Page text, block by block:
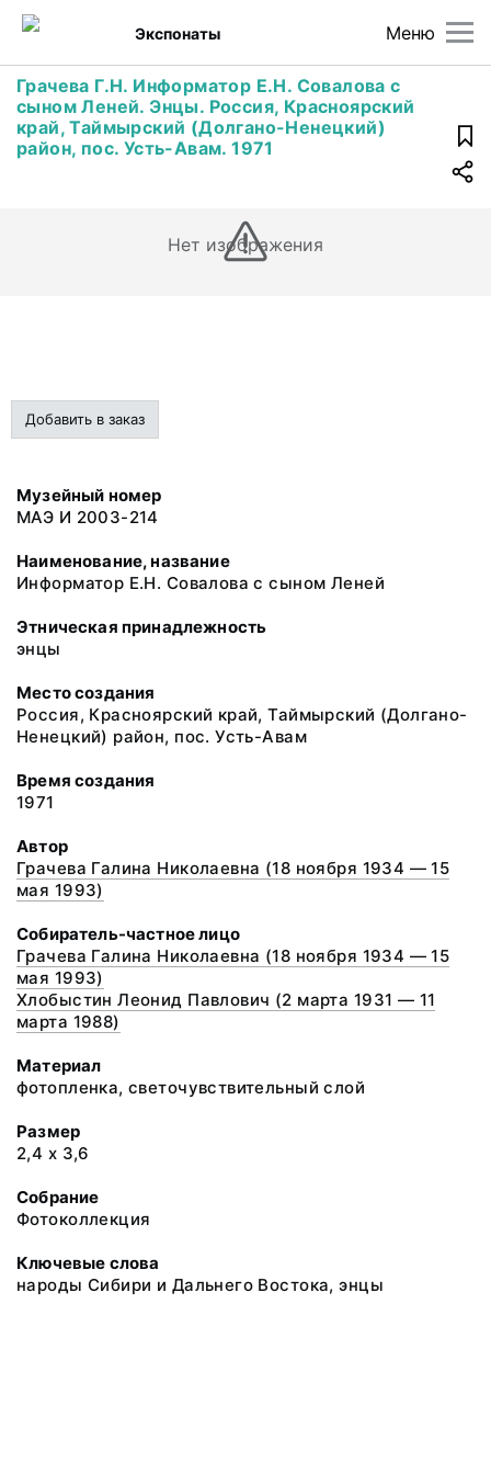
Меню
Экспонаты
Грачева Г.Н. Информатор Е.Н. Совалова с
сыном Леней. Энцы. Россия, Красноярский
край, Таймырский (Долгано-Ненецкий)
район, пос. Усть-Авам. 1971
Нет изображения
Добавить в заказ
Музейный номер
МАЭ И 2003-214
Наименование, название
Информатор Е.Н. Совалова с сыном Леней
Этническая принадлежность
энцы
Место создания
Россия, Красноярский край, Таймырский (Долгано-
Ненецкий) район, пос. Усть-Авам
Время создания
1971
Автор
Грачева Галина Николаевна (18 ноября 1934 — 15
мая 1993)
Собиратель-частное лицо
Грачева Галина Николаевна (18 ноября 1934 — 15
мая 1993)
Хлобыстин Леонид Павлович (2 марта 1931 — 11
марта 1988)
Материал
фотопленка, светочувствительный слой
Размер
2,4 х 3,6
Собрание
Фотоколлекция
Ключевые слова
народы Сибири и Дальнего Востока, энцы